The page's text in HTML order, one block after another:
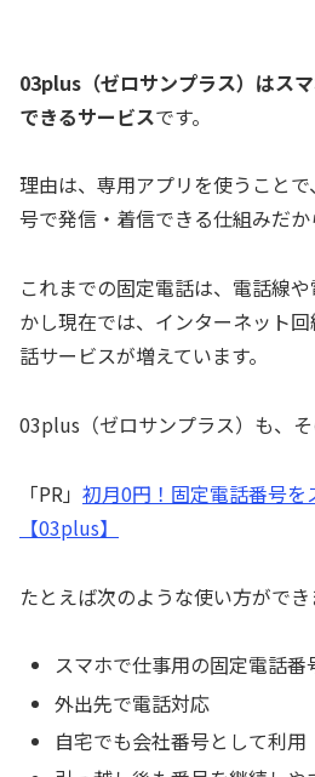
03plus（ゼロサンプラス）はス
できるサービスです。
理由は、専用アプリを使うこと
号で発信・着信できる仕組みだか
これまでの固定電話は、電話線
かし現在では、インターネット
話サービスが増えています。
03plus（ゼロサンプラス）も、そ
「PR」 初月0円！固定電話番号を
【03plus】
たとえば次のような使い方ができ
スマホで仕事用の固定電話番
外出先で電話対応
自宅でも会社番号として利用